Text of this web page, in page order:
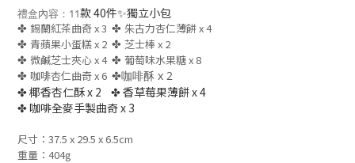
禮盒內容：11款 40件✨獨立小包
✤ 錫蘭紅茶曲奇 x 3 ✤ 朱古力杏仁薄餅 x 4
✤ 青蘋果小蛋糕 x 2 ✤ 芝士棒 x 2
✤ 微鹹芝士夾心 x 4 ✤ 葡萄味水果糖 x 8
✤ 咖啡杏仁曲奇 x 6 ✤咖啡酥 x 2
✤ 椰香杏仁酥 x 2 ✤ 香草莓果薄餅 x 4
✤ 咖啡全麥手製曲奇 x 3
尺寸：37.5 x 29.5 x 6.5cm
重量：404g